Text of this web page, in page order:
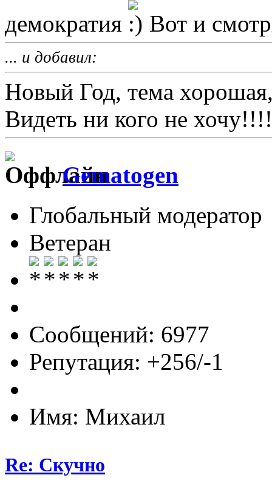
демократия
Вот и
... и добавил:
Новый Год, тема
Видеть ни кого не
Gematogen
Глобальный модератор
Ветеран
Сообщений: 6977
Репутация: +256/-1
Имя: Михаил
Re: Скучно